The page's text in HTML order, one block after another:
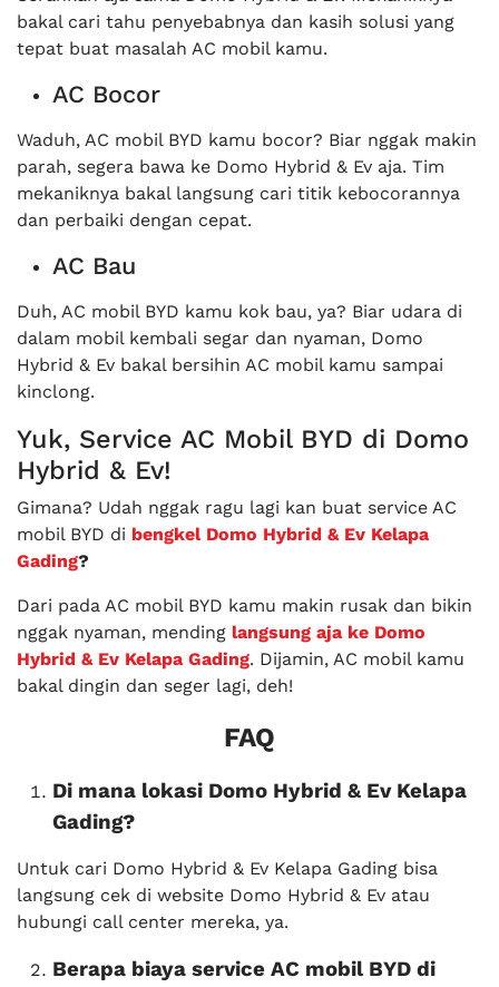
bakal cari tahu penyebabnya dan kasih solusi yang
tepat buat masalah AC mobil kamu.
AC Bocor
Waduh, AC mobil BYD kamu bocor? Biar nggak makin
parah, segera bawa ke Domo Hybrid & Ev aja. Tim
mekaniknya bakal langsung cari titik kebocorannya
dan perbaiki dengan cepat.
AC Bau
Duh, AC mobil BYD kamu kok bau, ya? Biar udara di
dalam mobil kembali segar dan nyaman, Domo
Hybrid & Ev bakal bersihin AC mobil kamu sampai
kinclong.
Yuk, Service AC Mobil BYD di Domo
Hybrid & Ev!
Gimana? Udah nggak ragu lagi kan buat service AC
mobil BYD di bengkel Domo Hybrid & Ev Kelapa
Gading?
Dari pada AC mobil BYD kamu makin rusak dan bikin
nggak nyaman, mending langsung aja ke Domo
Hybrid & Ev Kelapa Gading. Dijamin, AC mobil kamu
bakal dingin dan seger lagi, deh!
FAQ
Di mana lokasi Domo Hybrid & Ev Kelapa
Gading?
Untuk cari Domo Hybrid & Ev Kelapa Gading bisa
langsung cek di website Domo Hybrid & Ev atau
hubungi call center mereka, ya.
Berapa biaya service AC mobil BYD di